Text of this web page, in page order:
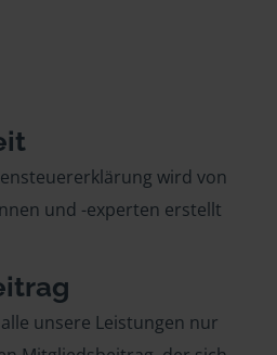
wird von
und -experten erstellt
unsere Leistungen nur